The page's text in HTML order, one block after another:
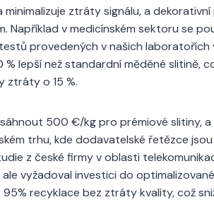
ztráty signálu, a
Například v medicínském sektoru se
provedených v našich laboratořích
lepší než standardní měděné slitině,
ztráty o 15 %.
500 €/kg pro prémiové slitiny, a
trhu, kde dodavatelské řetězce jsou
z české firmy v oblasti
vyžadoval investici do
recyklace bez ztráty kvality, což